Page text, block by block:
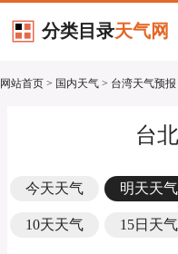
分类目录天气网
网站首页 > 国内天气 > 台湾天气预报
台
今天天气 明天天气
10天天气 15日天气